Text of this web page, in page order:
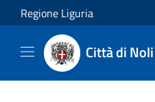
Salta al contenuto principale
Regione Liguria
Città di Noli